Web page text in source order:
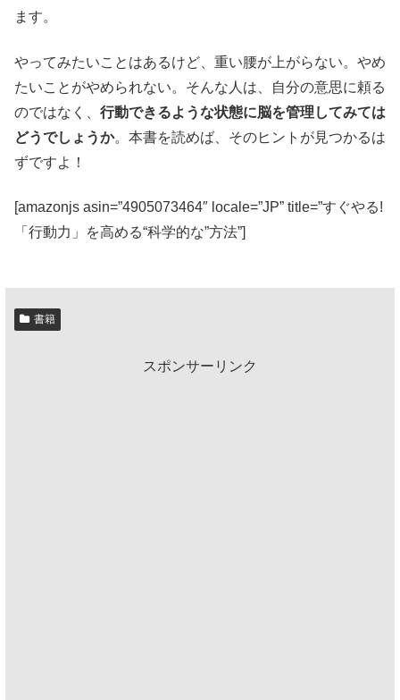
ます。
やってみたいことはあるけど、重い腰が上がらない。やめ
たいことがやめられない。そんな人は、自分の意思に頼る
のではなく、 行動できるような状態に脳を管理してみては
どうでしょうか。本書を読めば、そのヒントが見つかるは
ずですよ！
[amazonjs asin=”4905073464″ locale=”JP” title=”すぐやる!
「行動力」を高める“科学的な”方法”]
書籍
スポンサーリンク